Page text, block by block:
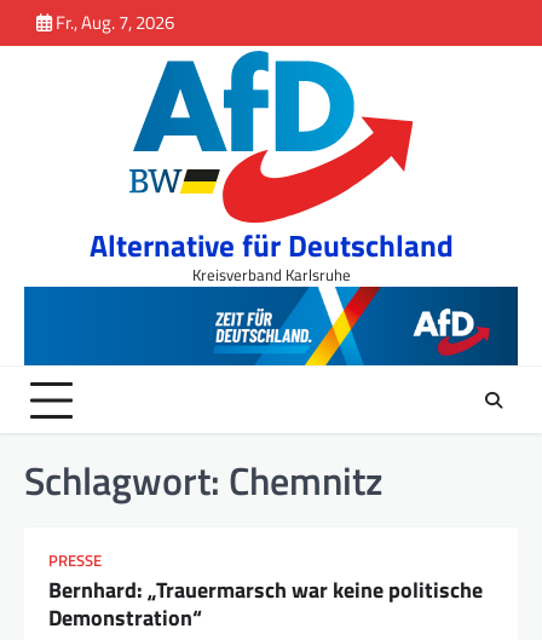
springen
to
Fr., Aug. 7, 2026
Alternative für Deutschland
Kreisverband Karlsruhe
Schlagwort: Chemnitz
PRESSE
Bernhard: „Trauermarsch war keine politische
Demonstration“